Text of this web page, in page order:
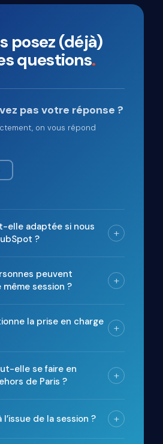
posez (déjà)
questions.
pas votre réponse ?
on vous répond
elle adaptée si nous
?
+
peuvent
session ?
+
la prise en charge
+
elle se faire en
de Paris ?
+
de la session ? +